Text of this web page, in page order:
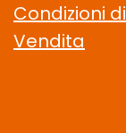
Condizioni di
Vendita